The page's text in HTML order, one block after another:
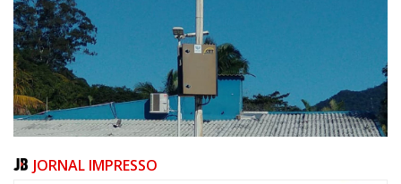
JORNAL IMPRESSO